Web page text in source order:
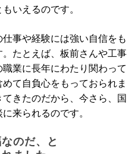
いえるのです。
事や経験には強い自信をも
たとえば、板前さんや工事
業に長年にわたり関わって
て自負心をもっておられま
きたのだから、今さら、国
来られるのです。
のだ、と